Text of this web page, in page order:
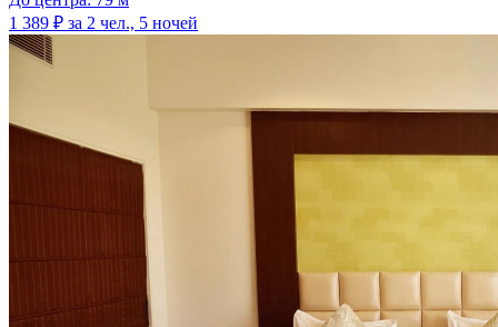
1 389 ₽ за 2 чел., 5 ночей